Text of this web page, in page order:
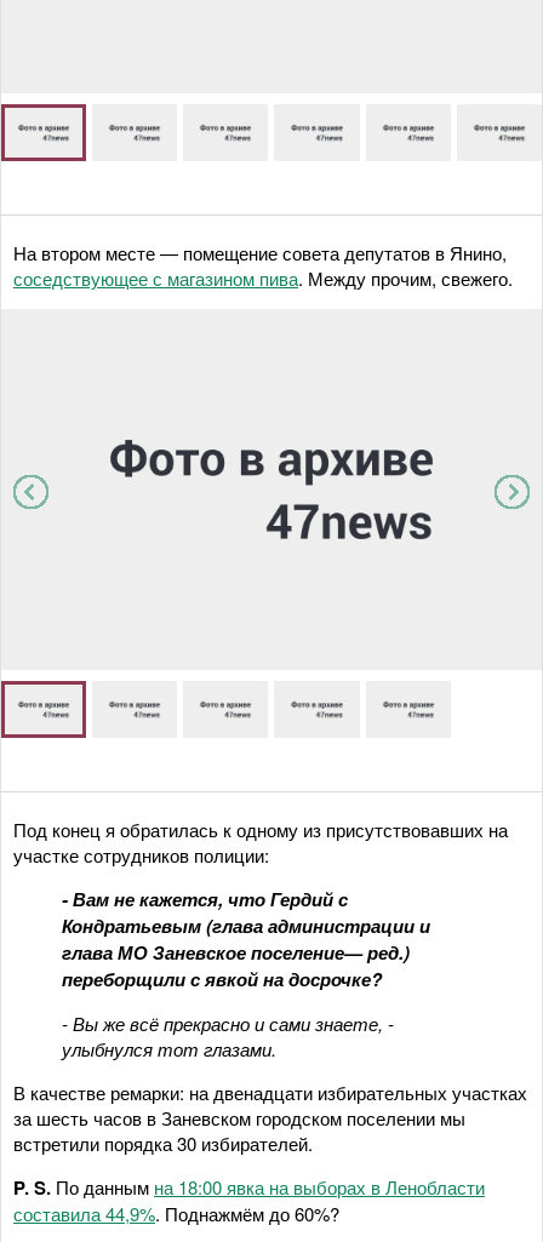
На втором месте — помещение совета депутатов в Янино,
соседствующее с магазином пива. Между прочим, свежего.
Под конец я обратилась к одному из присутствовавших на
участке сотрудников полиции:
- Вам не кажется, что Гердий с
Кондратьевым(глава администрации и
глава МО Заневское поселение— ред.)
переборщили с явкой на досрочке?
- Вы же всё прекрасно и сами знаете, -
улыбнулся тот глазами.
В качестве ремарки: на двенадцати избирательных участках
за шесть часов в Заневском городском поселении мы
встретили порядка 30 избирателей.
P.S. По данным на 18:00 явка на выборах в Ленобласти
составила 44,9%. Поднажмём до 60%?